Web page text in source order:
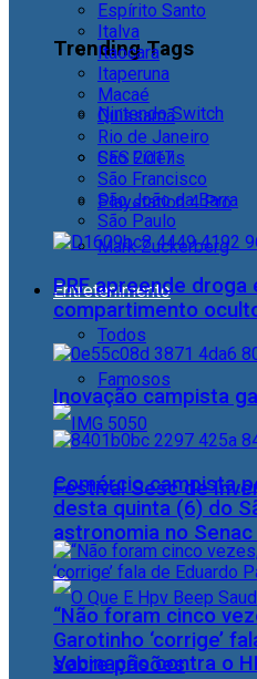
Trending Tags
Nintendo Switch
CES 2017
Playstation 4 Pro
Mark Zuckerberg
Entretenimento
Todos
Famosos
Festival Sesc de
astronomia no
Vacinação contra o
Espírito Santo
Italva
Itaocara
Itaperuna
Macaé
Quissamã
Rio de Janeiro
São Fidélis
São Francisco
São João da Barra
São Paulo
PRF apreende droga
compartimento
Inovação campista
Comércio campista
desta quinta (6) do
“Não foram cinco
Garotinho ‘corrige’
sobre prisões